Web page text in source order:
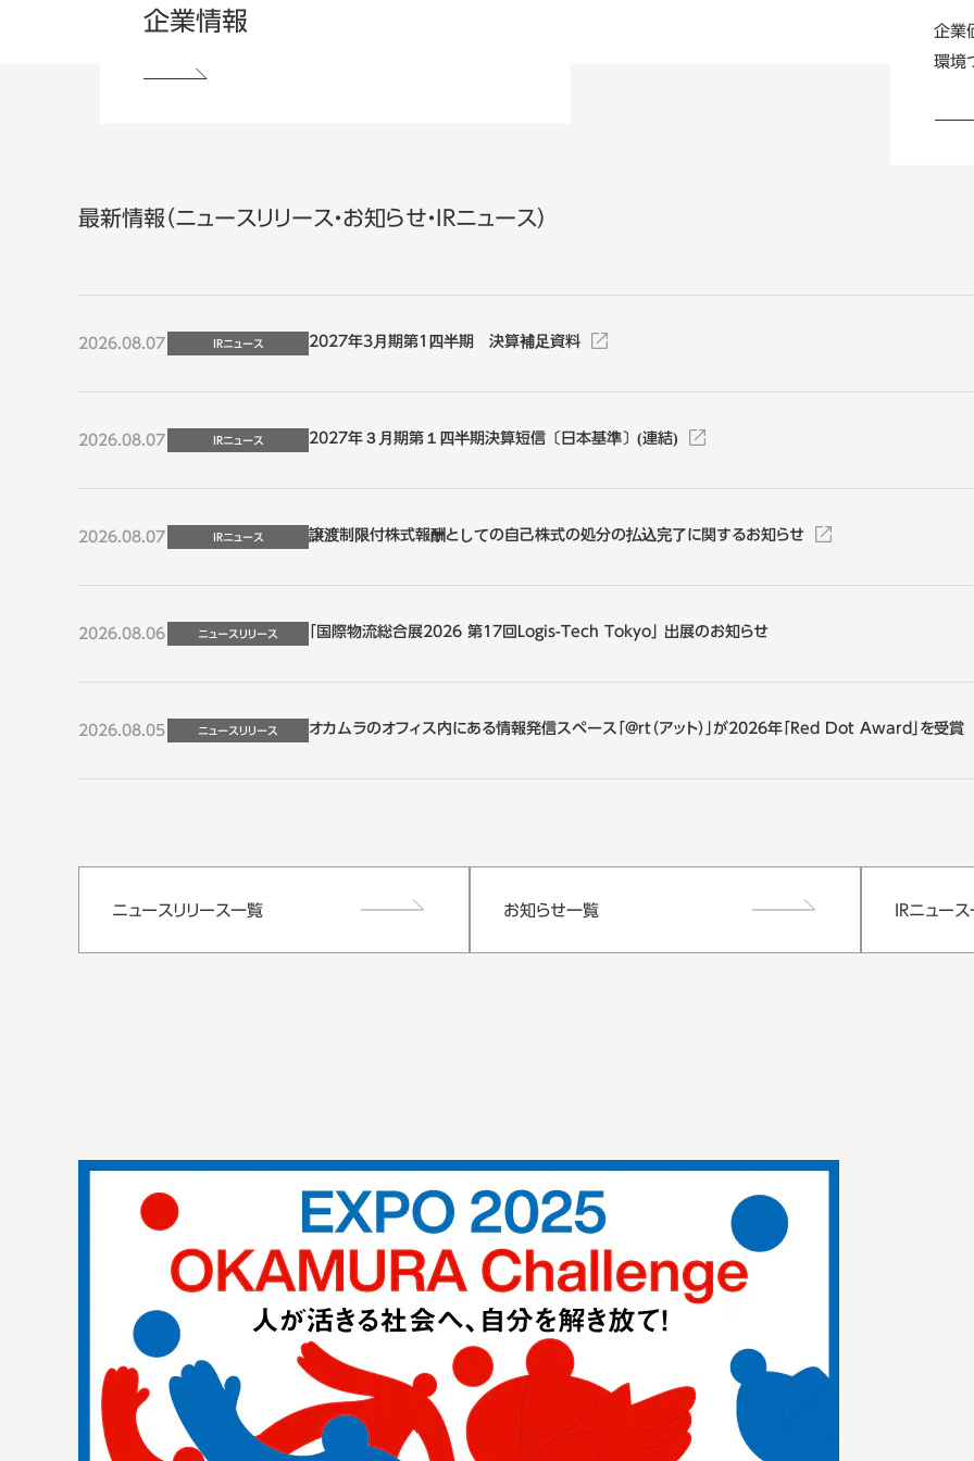
企業情報
企業
環境
最新情報（ニュースリリース・お知らせ・IRニュース）
2026.08.07 IRニュース 2027年3月期第1四半期 決算補足資料
2026.08.07 IRニュース 2027年３月期第１四半期決算短信〔日本基準〕(連結)
2026.08.07 IRニュース 譲渡制限付株式報酬としての自己株式の処分の払込完了に関するお知らせ
2026.08.06 ニュースリリース 「国際物流総合展2026 第17回Logis-Tech Tokyo」 出展のお知らせ
2026.08.05 ニュースリリース オカムラのオフィス内にある情報発信スペース「@rt（アット）」が2026年「Red Dot Award」を受賞
ニュースリリース一覧 お知らせ一覧 IRニュー